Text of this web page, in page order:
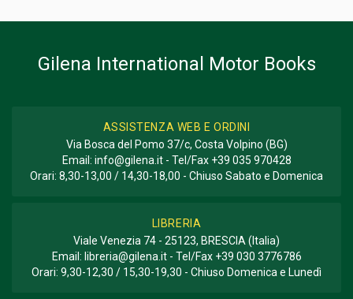
Gilena International Motor Books
ASSISTENZA WEB E ORDINI
Via Bosca del Pomo 37/c, Costa Volpino (BG)
Email: info@gilena.it- Tel/Fax +39 035 970428
Orari: 8,30-13,00 / 14,30-18,00 - Chiuso Sabato e Domenica
LIBRERIA
Viale Venezia 74 - 25123, BRESCIA (Italia)
Email: libreria@gilena.it- Tel/Fax +39 030 3776786
Orari: 9,30-12,30 / 15,30-19,30 - Chiuso Domenica e Lunedì